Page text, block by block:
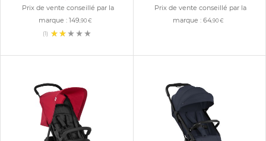
Prix de vente conseillé par la
marque :149,90 €
(1)
Prix de vente conseillé par la
marque : 64,90 €